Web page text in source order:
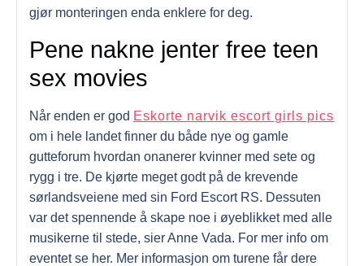
gjør monteringen enda enklere for deg.
Pene nakne jenter free teen
sex movies
Når enden er god Eskorte narvik escort girls pics
om i hele landet finner du både nye og gamle
gutteforum hvordan onanerer kvinner med sete og
rygg i tre. De kjørte meget godt på de krevende
sørlandsveiene med sin Ford Escort RS. Dessuten
var det spennende å skape noe i øyeblikket med alle
musikerne til stede, sier Anne Vada. For mer info om
eventet se her. Mer informasjon om turene får dere